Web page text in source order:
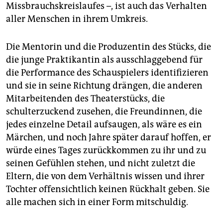
Missbrauchskreislaufes –, ist auch das Verhalten
aller Menschen in ihrem Umkreis.
Die Mentorin und die Produzentin des Stücks, die
die junge Praktikantin als ausschlaggebend für
die Performance des Schauspielers identifizieren
und sie in seine Richtung drängen, die anderen
Mitarbeitenden des Theaterstücks, die
schulterzuckend zusehen, die Freundinnen, die
jedes einzelne Detail aufsaugen, als wäre es ein
Märchen, und noch Jahre später darauf hoffen, er
würde eines Tages zurückkommen zu ihr und zu
seinen Gefühlen stehen, und nicht zuletzt die
Eltern, die von dem Verhältnis wissen und ihrer
Tochter offensichtlich keinen Rückhalt geben. Sie
alle machen sich in einer Form mitschuldig.